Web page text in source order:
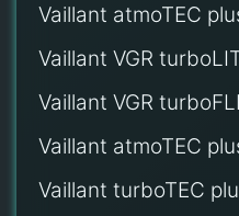
Vaillant atmoTEC
Vaillant VGR
Vaillant VGR
Vaillant atmoTEC
Vaillant turboTEC